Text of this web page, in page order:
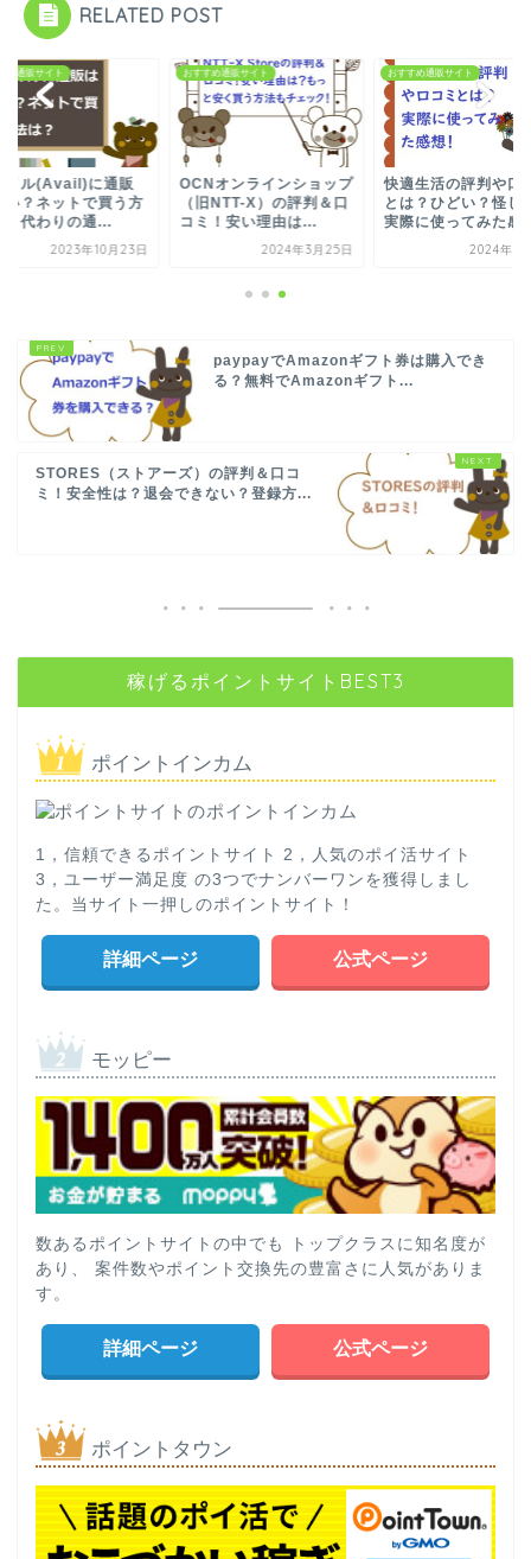
RELATED POST
め通販サイト
イル(Avail)に通販
い？ネットで買う方
？代わりの通...
2023年10月23日
おすすめ通販サイト
OCNオンラインショップ
（旧NTT-X）の評判＆口
コミ！安い理由は...
2024年3月25日
おすすめ通販サイト
快適生活の評判や口
とは？ひどい？怪し
実際に使ってみた感
2024年11
paypayでAmazonギフト券は購入でき
る？無料でAmazonギフト...
STORES（ストアーズ）の評判＆口コ
ミ！安全性は？退会できない？登録方...
稼げるポイントサイトBEST3
ポイントインカム
1，信頼できるポイントサイト 2，人気のポイ活サイト
3，ユーザー満足度 の3つでナンバーワンを獲得しまし
た。当サイト一押しのポイントサイト！
詳細ページ 公式ページ
モッピー
数あるポイントサイトの中でも トップクラスに知名度が
あり、 案件数やポイント交換先の豊富さに人気がありま
す。
詳細ページ 公式ページ
ポイントタウン